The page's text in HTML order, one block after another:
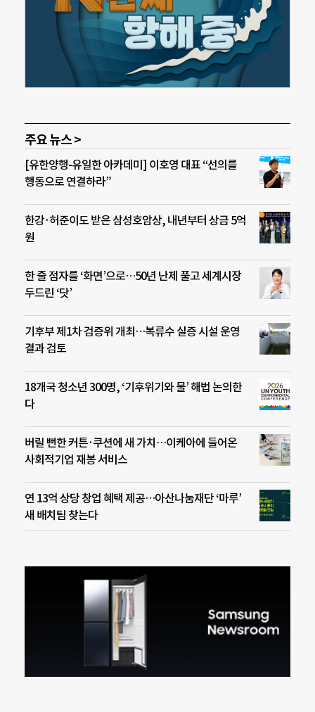
주요 뉴스 >
[유한양행-유일한 아카데미] 이호영 대표 “선의를
행동으로 연결하라”
한강·허준이도 받은 삼성호암상, 내년부터 상금 5억
원
한 줄 점자를 ‘화면’으로…50년 난제 풀고 세계시장
두드린 ‘닷’
기후부 제1차 검증위 개최…복류수 실증 시설 운영
결과 검토
18개국 청소년 300명, ‘기후위기와 물’ 해법 논의한
다
버릴 뻔한 커튼·쿠션에 새 가치…이케아에 들어온
사회적기업 재봉 서비스
연 13억 상당 창업 혜택 제공…아산나눔재단 ‘마루’
새 배치팀 찾는다